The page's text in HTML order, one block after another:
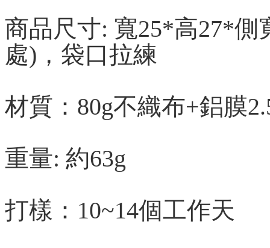
商品尺寸: 寬25*高27*側
處)，袋口拉練
材質：80g不織布+鋁膜
重量: 約63g
打樣：10~14個工作天